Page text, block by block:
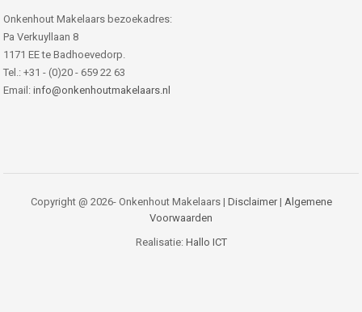
Onkenhout Makelaars bezoekadres:
Pa Verkuyllaan 8
1171 EE te Badhoevedorp.
Tel.: +31 - (0)20 - 659 22 63
Email: info@onkenhoutmakelaars.nl
Copyright @ 2026- Onkenhout Makelaars | Disclaimer| Algemene
Voorwaarden
Realisatie: Hallo ICT